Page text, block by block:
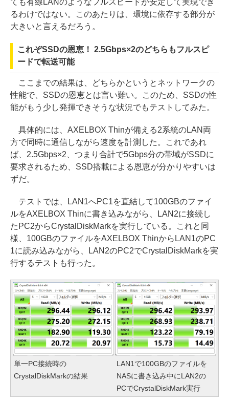
ても有線LANのようなフルスピードが安定して実現でき
るわけではない。このあたりは、環境に依存する部分が
大きいと言えるだろう。
これぞSSDの恩恵！ 2.5Gbps×2のどちらもフルスピ
ードで転送可能
ここまでの結果は、どちらかというとネットワークの
性能で、SSDの恩恵とは言い難い。このため、SSDの性
能がもう少し発揮できそうな状況でもテストしてみた。
具体的には、AXELBOX Thinが備える2系統のLAN両
方で同時に通信しながら速度を計測した。これであれ
ば、2.5Gbps×2、つまり合計で5Gbps分の帯域がSSDに
要求されるため、SSD搭載による恩恵が分かりやすいは
ずだ。
テストでは、LAN1へPC1を直結して100GBのファイ
ルをAXELBOX Thinに書き込みながら、LAN2に接続し
たPC2からCrystalDiskMarkを実行している。これと同
様、100GBのファイルをAXELBOX ThinからLAN1のPC
1に読み込みながら、LAN2のPC2でCrystalDiskMarkを実
行するテストも行った。
単一PC接続時の
CrystalDiskMarkの結果
LAN1で100GBのファイルを
NASに書き込み中にLAN2の
PCでCrystalDiskMark実行